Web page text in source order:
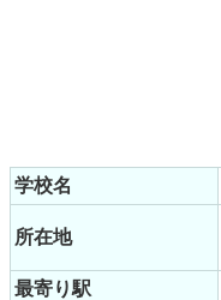
学校名
所在地
最寄り駅